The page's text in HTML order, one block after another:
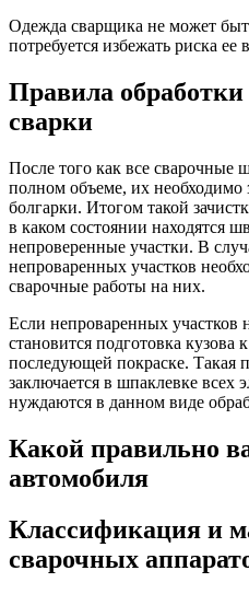
Одежда сварщика не может
потребуется избежать риска ее
Правила обработки
сварки
После того как все
полном объеме, их необходимо
болгарки. Итогом такой
в каком состоянии находятся
непроверенные участки. В
непроваренных участков
сварочные работы на них.
Если непроваренных участков
становится подготовка кузова
последующей покраске. Такая
заключается в шпаклевке всех
нуждаются в данном виде
Какой правильно
автомобиля
Классификация и
сварочных